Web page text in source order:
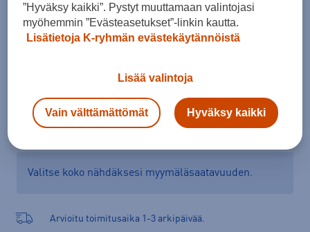
Lisää ostoskoriin
Tarkista saatavuus ja tilaa myymälästä
Valitse koko nähdäksesi myymäläsaatavuuden.
Arvioitu toimitusaika 1-3 arkipäivää.
”Hyväksy kaikki”. Pystyt muuttamaan valintojasi
myöhemmin ”Evästeasetukset”-linkin kautta.
Lisätietoja K-ryhmän evästekäytännöistä
Lisää valintoja
Vain välttämättömät Hyväksy kaikki